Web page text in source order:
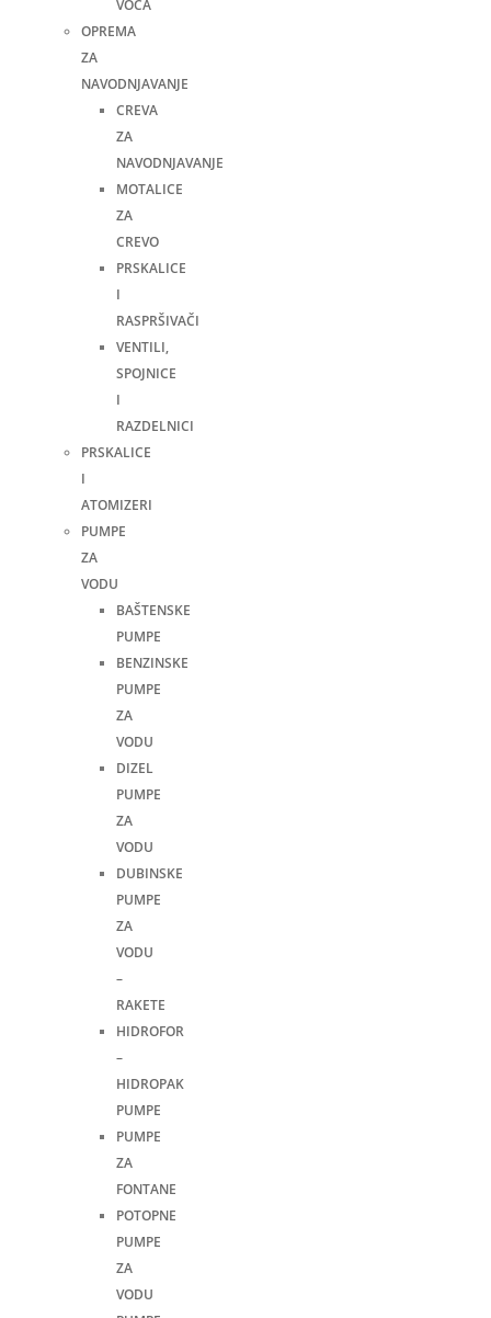
VOĆA
OPREMA
ZA
NAVODNJAVANJE
CREVA
ZA
NAVODNJAVANJE
MOTALICE
ZA
CREVO
PRSKALICE
I
RASPRŠIVAČI
VENTILI,
SPOJNICE
I
RAZDELNICI
PRSKALICE
I
ATOMIZERI
PUMPE
ZA
VODU
BAŠTENSKE
PUMPE
BENZINSKE
PUMPE
ZA
VODU
DIZEL
PUMPE
ZA
VODU
DUBINSKE
PUMPE
ZA
VODU
–
RAKETE
HIDROFOR
–
HIDROPAK
PUMPE
PUMPE
ZA
FONTANE
POTOPNE
PUMPE
ZA
VODU